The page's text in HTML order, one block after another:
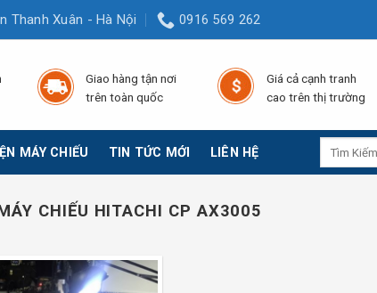
Thanh Xuân - Hà Nội 0916 569 262
Giao hàng tận nơi
trên toàn quốc
Giá cả cạnh tranh
cao trên thị trường
MÁY CHIẾU TIN TỨC MỚI LIÊN HỆ
CHIẾU HITACHI CP AX3005